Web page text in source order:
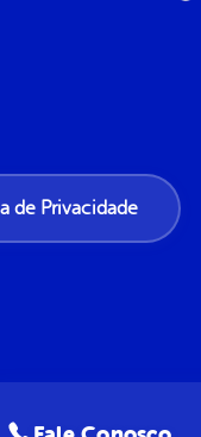
de Privacidade